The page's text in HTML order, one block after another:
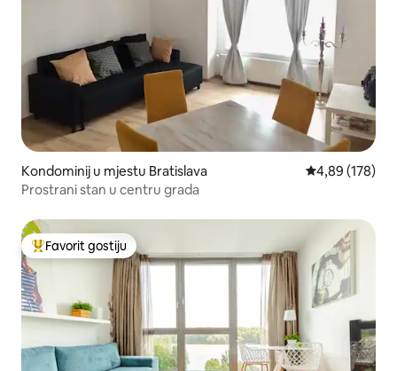
Kondominij u mjestu Bratislava Prosječna
4,89 (178)
Prostrani stan u centru grada
Glavni favorit gostiju
Favorit gostiju